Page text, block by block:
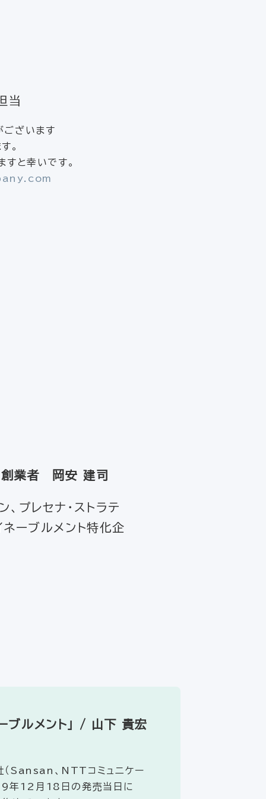
当
ございます
。
すと幸いです。
創業者 岡安 建司
プレセナ・ストラテ
ーブルメント特化企
ブルメント」 / 山下 貴宏
（Sansan、NTTコミュニケー
年12月18日の発売当日に